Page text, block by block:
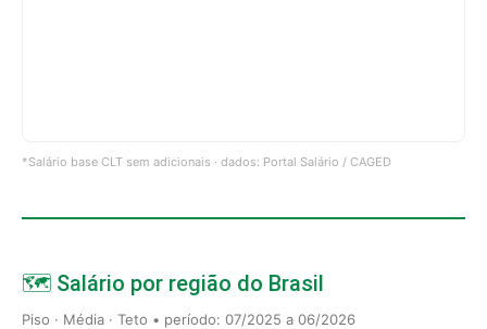
*Salário base CLT sem adicionais · dados: Portal Salário / CAGED
🗺️ Salário por região do Brasil
Piso · Média · Teto • período: 07/2025 a 06/2026